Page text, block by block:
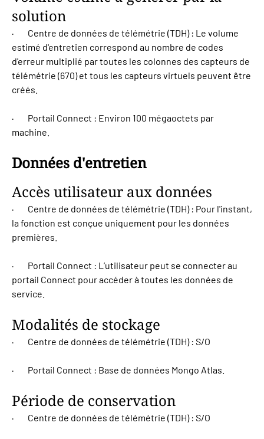
solution
· Centre de données de télémétrie (TDH) : Le volume
estimé d'entretien correspond au nombre de codes
d'erreur multiplié par toutes les colonnes des capteurs de
télémétrie (670) et tous les capteurs virtuels peuvent être
créés.
· Portail Connect : Environ 100 mégaoctets par
machine.
Données d'entretien
Accès utilisateur aux données
· Centre de données de télémétrie (TDH) : Pour l'instant,
la fonction est conçue uniquement pour les données
premières.
· Portail Connect : L’utilisateur peut se connecter au
portail Connect pour accéder à toutes les données de
service.
Modalités de stockage
· Centre de données de télémétrie (TDH) : S/O
· Portail Connect : Base de données Mongo Atlas.
Période de conservation
· Centre de données de télémétrie (TDH) : S/O